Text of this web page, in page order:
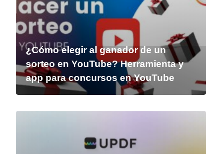
¿Cómo elegir al ganador de un
sorteo en YouTube? Herramienta y
app para concursos en YouTube